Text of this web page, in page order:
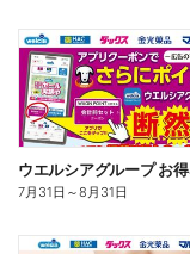
7月31日 ～8月31日